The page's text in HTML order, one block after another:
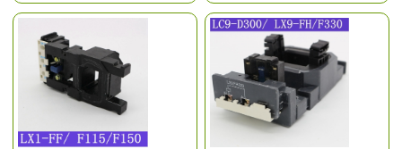
Micrologic 5.0P